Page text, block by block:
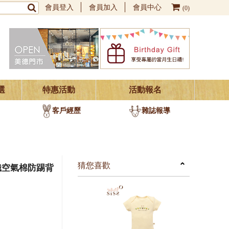
(0)
會員登入 會員加入 會員中心
特惠活動 活動報名
客戶經歷 雜誌報導
氣棉防踢背 猜您喜歡